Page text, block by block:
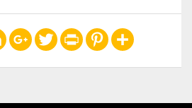
Share
Pinterest
Print
Twitter
Google+